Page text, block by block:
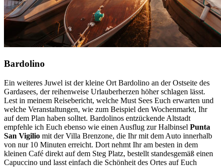
Bardolino
Ein weiteres Juwel ist der kleine Ort Bardolino an der Ostseite des
Gardasees, der reihenweise Urlauberherzen höher schlagen lässt.
Lest in meinem Reisebericht, welche Must Sees Euch erwarten und
welche Veranstaltungen, wie zum Beispiel den Wochenmarkt, Ihr
auf dem Plan haben solltet. Bardolinos entzückende Altstadt
empfehle ich Euch ebenso wie einen Ausflug zur Halbinsel Punta
San Vigilio mit der Villa Brenzone, die Ihr mit dem Auto innerhalb
von nur 10 Minuten erreicht. Dort nehmt Ihr am besten in dem
kleinen Café direkt auf dem Steg Platz, bestellt standesgemäß einen
Capuccino und lasst einfach die Schönheit des Ortes auf Euch